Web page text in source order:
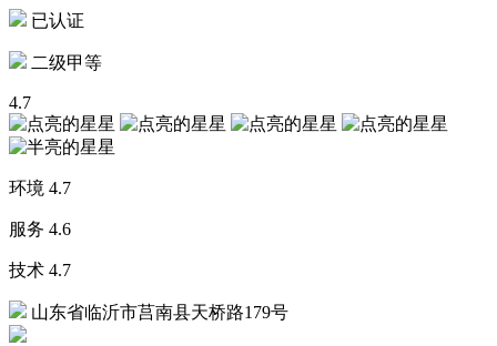
已认证
二级甲等
4.7
环境 4.7
服务 4.6
技术 4.7
山东省临沂市莒南县天桥路179号